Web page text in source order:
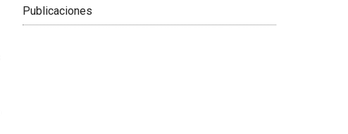
Publicaciones